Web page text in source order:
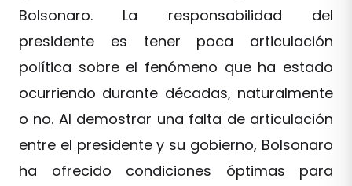
Bolsonaro. La responsabilidad del
presidente es tener poca articulación
política sobre el fenómeno que ha estado
ocurriendo durante décadas, naturalmente
o no. Al demostrar una falta de articulación
entre el presidente y su gobierno, Bolsonaro
ha ofrecido condiciones óptimas para